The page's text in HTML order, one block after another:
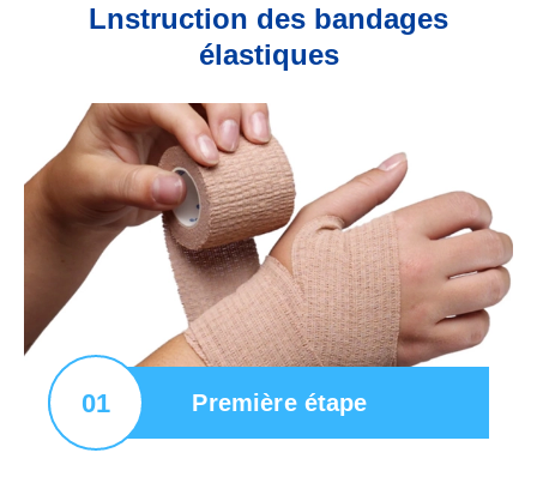
Lnstruction des bandages
élastiques
01 Première étape